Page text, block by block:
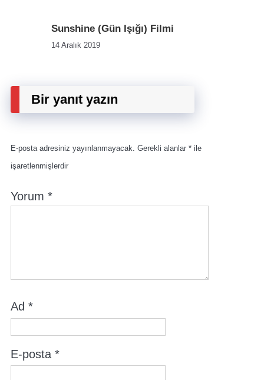
Sunshine (Gün Işığı) Filmi
14 Aralık 2019
Bir yanıt yazın
E-posta adresiniz yayınlanmayacak. Gerekli alanlar * ile
işaretlenmişlerdir
Yorum *
Ad *
E-posta *